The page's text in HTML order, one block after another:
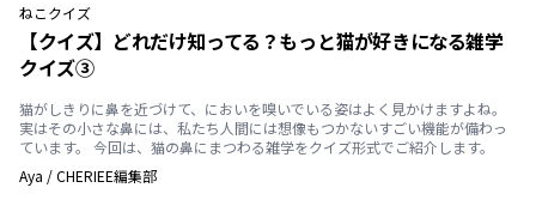
ねこクイズ
【クイズ】どれだけ知ってる？もっと猫が好きになる雑学
クイズ③
猫がしきりに鼻を近づけて、においを嗅いでいる姿はよく見かけますよね。
実はその小さな鼻には、私たち人間には想像もつかないすごい機能が備わっ
ています。 今回は、猫の鼻にまつわる雑学をクイズ形式でご紹介します。
Aya /CHERIEE編集部